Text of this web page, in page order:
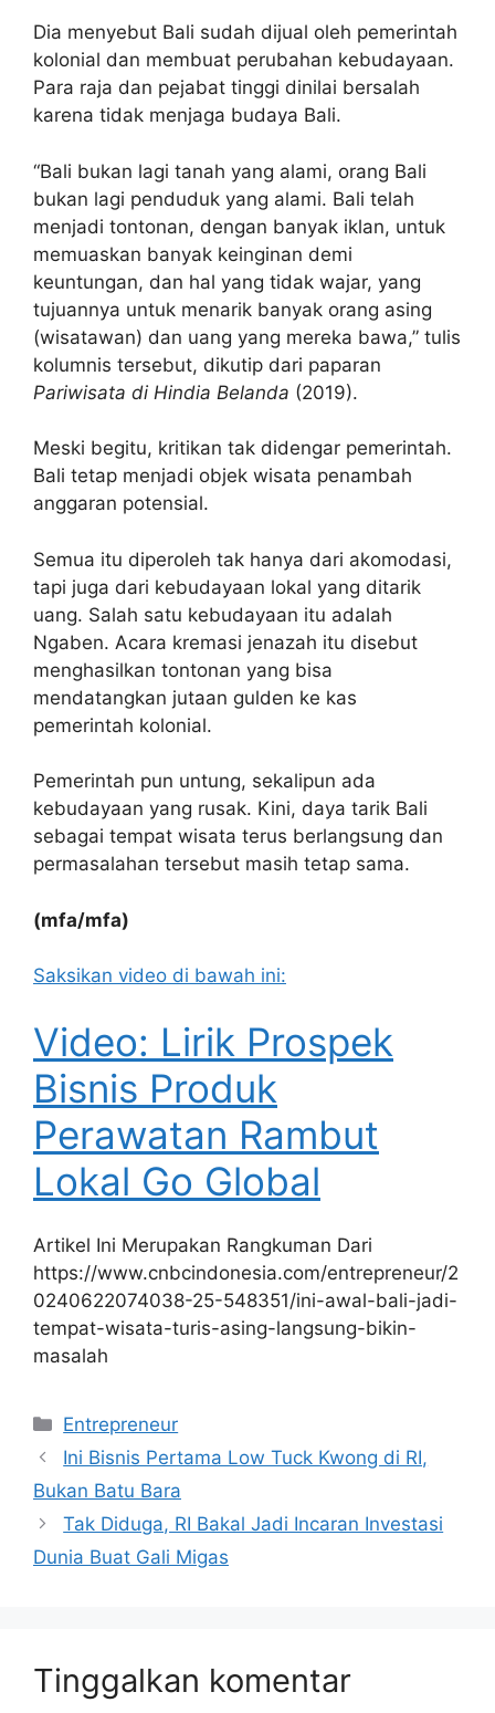
Dia menyebut Bali sudah dijual oleh pemerintah
kolonial dan membuat perubahan kebudayaan.
Para raja dan pejabat tinggi dinilai bersalah
karena tidak menjaga budaya Bali.
“Bali bukan lagi tanah yang alami, orang Bali
bukan lagi penduduk yang alami. Bali telah
menjadi tontonan, dengan banyak iklan, untuk
memuaskan banyak keinginan demi
keuntungan, dan hal yang tidak wajar, yang
tujuannya untuk menarik banyak orang asing
(wisatawan) dan uang yang mereka bawa,” tulis
kolumnis tersebut, dikutip dari paparan
Pariwisata di Hindia Belanda (2019).
Meski begitu, kritikan tak didengar pemerintah.
Bali tetap menjadi objek wisata penambah
anggaran potensial.
Semua itu diperoleh tak hanya dari akomodasi,
tapi juga dari kebudayaan lokal yang ditarik
uang. Salah satu kebudayaan itu adalah
Ngaben. Acara kremasi jenazah itu disebut
menghasilkan tontonan yang bisa
mendatangkan jutaan gulden ke kas
pemerintah kolonial.
Pemerintah pun untung, sekalipun ada
kebudayaan yang rusak. Kini, daya tarik Bali
sebagai tempat wisata terus berlangsung dan
permasalahan tersebut masih tetap sama.
(mfa/mfa)
Saksikan video di bawah ini:
Video: Lirik Prospek
Bisnis Produk
Perawatan Rambut
Lokal Go Global
Artikel Ini Merupakan Rangkuman Dari
https://www.cnbcindonesia.com/entrepreneur/2
0240622074038-25-548351/ini-awal-bali-jadi-
tempat-wisata-turis-asing-langsung-bikin-
masalah
Kategori
Entrepreneur
Ini Bisnis Pertama Low Tuck Kwong di RI,
Bukan Batu Bara
Tak Diduga, RI Bakal Jadi Incaran Investasi
Dunia Buat Gali Migas
Tinggalkan komentar